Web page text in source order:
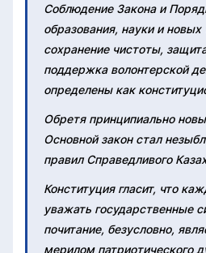
Соблюдение Закона и
образования, науки и новых
сохранение чистоты,
поддержка волонтерской
определены как
Обретя принципиально
Основной закон стал
правил Справедливого
Конституция гласит, что
уважать государственные
почитание, безусловно,
мерилом патриотического